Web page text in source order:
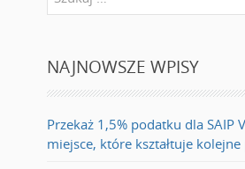
NAJNOWSZE WPISY
Przekaż 1,5% podatku dla SAIP
miejsce, które kształtuje kolejne